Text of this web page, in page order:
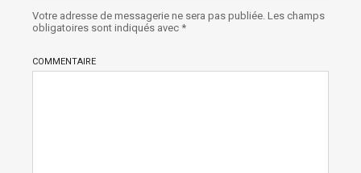
Votre adresse de messagerie ne sera pas publiée. Les champs
obligatoires sont indiqués avec *
COMMENTAIRE